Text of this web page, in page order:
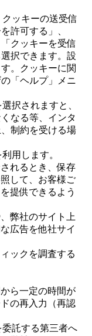
ッキーの送受信
許可する」、
クッキーを受信
択できます。設
。クッキーに関
「ヘルプ」メニ
択されますと、
なる等、インタ
制約を受ける場
用します。
れるとき、保存
して、お客様ご
提供できるよう
弊社のサイト上
広告を他社サイ
ックを調査する
ら一定の時間が
の再入力（再認
託する第三者へ